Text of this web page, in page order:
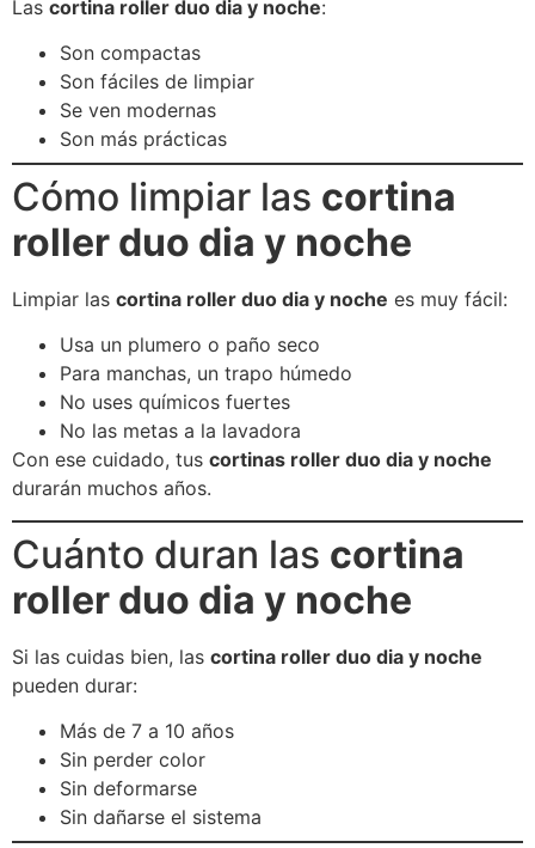
Las cortina roller duo dia y noche:
Son compactas
Son fáciles de limpiar
Se ven modernas
Son más prácticas
Cómo limpiar las cortina
roller duo dia y noche
Limpiar las cortina roller duo dia y noche es muy fácil:
Usa un plumero o paño seco
Para manchas, un trapo húmedo
No uses químicos fuertes
No las metas a la lavadora
Con ese cuidado, tus cortinas roller duo dia y noche
durarán muchos años.
Cuánto duran las cortina
roller duo dia y noche
Si las cuidas bien, las cortina roller duo dia y noche
pueden durar:
Más de 7 a 10 años
Sin perder color
Sin deformarse
Sin dañarse el sistema